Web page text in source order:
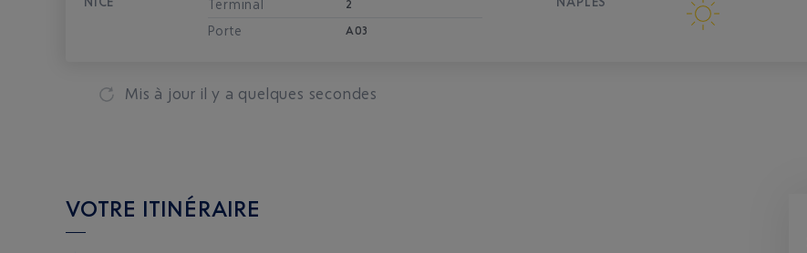
Terminal 2
Porte A03
Mis à jour il y a quelques secondes
VOTRE ITINÉRAIRE